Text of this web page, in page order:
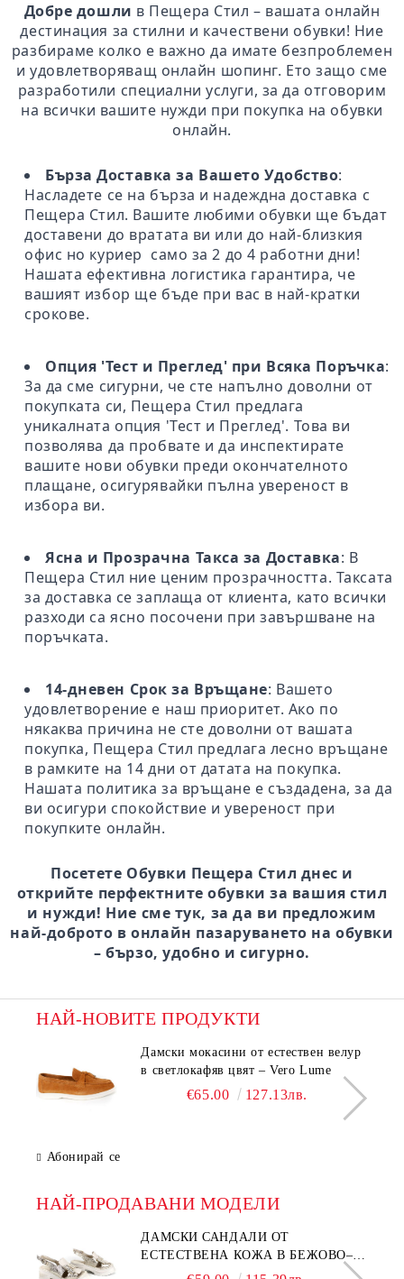
Добре дошли в Пещера Стил – вашата онлайн
дестинация за стилни и качествени обувки! Ние
разбираме колко е важно да имате безпроблемен
и удовлетворяващ онлайн шопинг. Ето защо сме
разработили специални услуги, за да отговорим
на всички вашите нужди при покупка на обувки
онлайн.
Бърза Доставка за Вашето Удобство:
Насладете се на бърза и надеждна доставка с
Пещера Стил. Вашите любими обувки ще бъдат
доставени до вратата ви или до най-близкия
офис но куриер само за 2 до 4 работни дни!
Нашата ефективна логистика гарантира, че
вашият избор ще бъде при вас в най-кратки
срокове.
Опция 'Тест и Преглед' при Всяка Поръчка:
За да сме сигурни, че сте напълно доволни от
покупката си, Пещера Стил предлага
уникалната опция 'Тест и Преглед'. Това ви
позволява да пробвате и да инспектирате
вашите нови обувки преди окончателното
плащане, осигурявайки пълна увереност в
избора ви.
Ясна и Прозрачна Такса за Доставка: В
Пещера Стил ние ценим прозрачността. Таксата
за доставка се заплаща от клиента, като всички
разходи са ясно посочени при завършване на
поръчката.
14-дневен Срок за Връщане: Вашето
удовлетворение е наш приоритет. Ако по
някаква причина не сте доволни от вашата
покупка, Пещера Стил предлага лесно връщане
в рамките на 14 дни от датата на покупка.
Нашата политика за връщане е създадена, за да
ви осигури спокойствие и увереност при
покупките онлайн.
Посетете Обувки Пещера Стил днес и
открийте перфектните обувки за вашия стил
и нужди! Ние сме тук, за да ви предложим
най-доброто в онлайн пазаруването на обувки
– бързо, удобно и сигурно.
НАЙ-НОВИТЕ ПРОДУКТИ
Дамски мокасини от естествен велур
в светлокафяв цвят – Vero Lume
€65.00 127.13лв.
Абонирай се
НАЙ-ПРОДАВАНИ МОДЕЛИ
ДАМСКИ САНДАЛИ ОТ
ЕСТЕСТВЕНА КОЖА В БЕЖОВО–
МОДЕЛ NOVA.